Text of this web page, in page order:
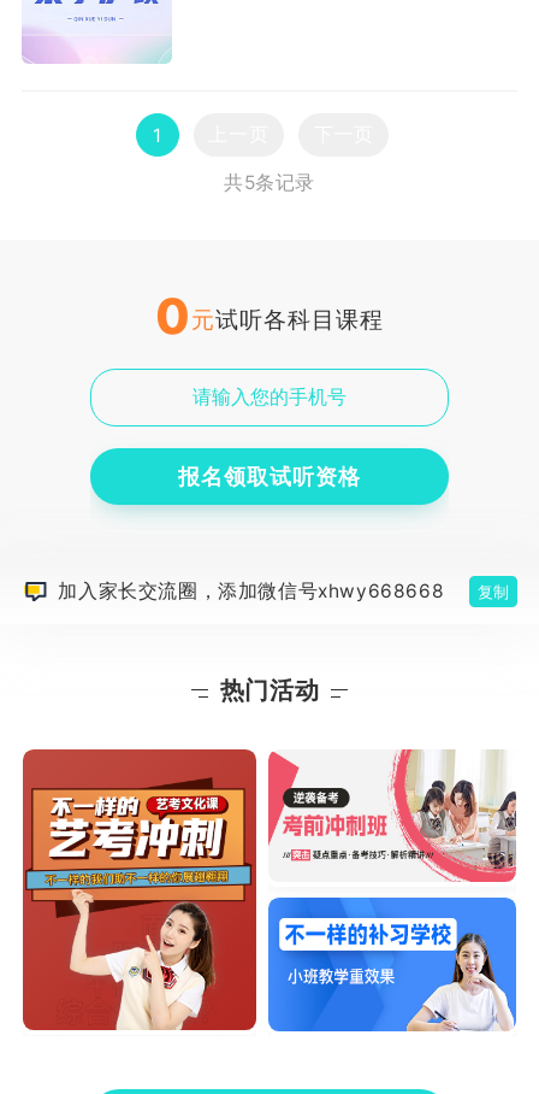
1
共5条记录
0元试听各科目课程
报名领取试听资格
加入家长交流圈，添加微信号xhwy668668 复制
热门活动